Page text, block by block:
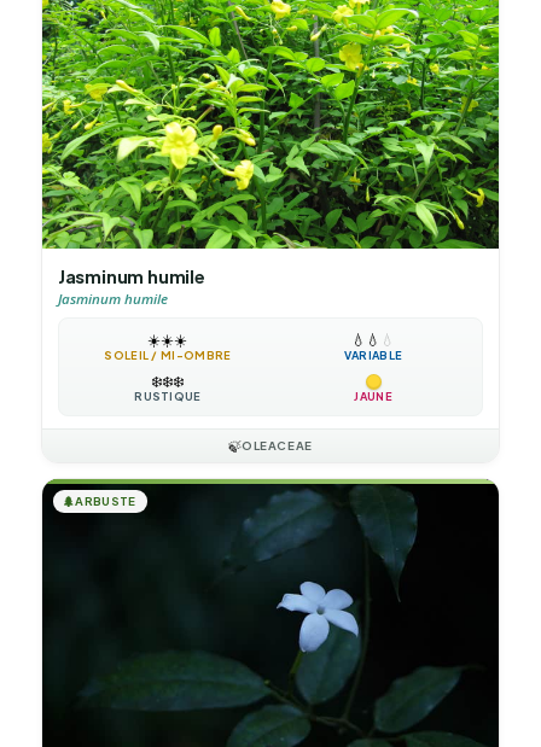
Jasminum humile
Jasminum humile
☀️☀️☀️
SOLEIL / MI-OMBRE
💧 💧 💧
VARIABLE
❄️❄️❄️
RUSTIQUE JAUNE
🍃OLEACEAE
🌲ARBUSTE